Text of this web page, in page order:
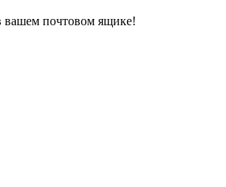
вашем почтовом ящике!